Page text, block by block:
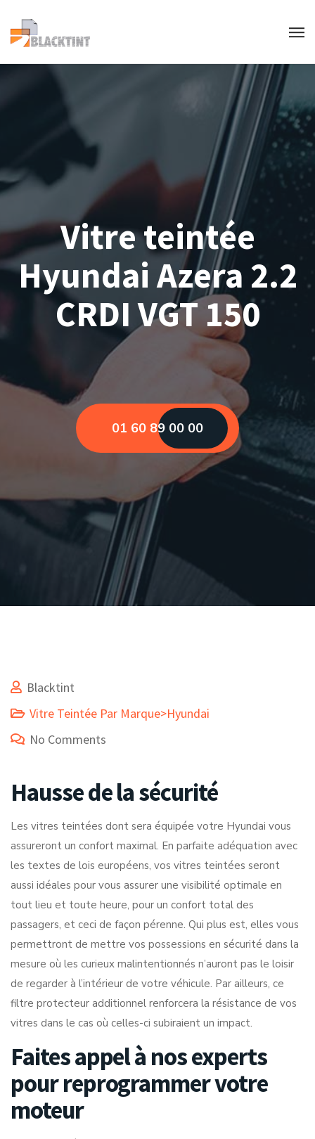
Vitre teintée
Hyundai Azera 2.2
CRDI VGT 150
01 60 89 00 00
Blacktint
Vitre Teintée Par Marque>Hyundai
No Comments
Hausse de la sécurité
Les vitres teintées dont sera équipée votre Hyundai vous
assureront un confort maximal. En parfaite adéquation avec
les textes de lois européens, vos vitres teintées seront
aussi idéales pour vous assurer une visibilité optimale en
tout lieu et toute heure, pour un confort total des
passagers, et ceci de façon pérenne. Qui plus est, elles vous
permettront de mettre vos possessions en sécurité dans la
mesure où les curieux malintentionnés n’auront pas le loisir
de regarder à l’intérieur de votre véhicule. Par ailleurs, ce
filtre protecteur additionnel renforcera la résistance de vos
vitres dans le cas où celles-ci subiraient un impact.
Faites appel à nos experts
pour reprogrammer votre
moteur